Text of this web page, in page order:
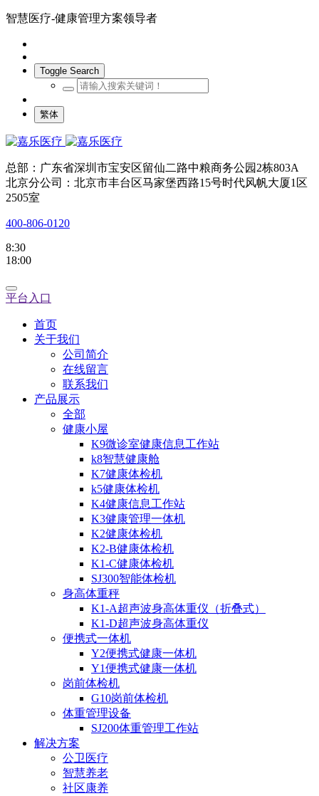
智慧医疗-健康管理方案领导者
Toggle Search
繁体
总部：广东省深圳市宝安区留仙二路中粮商务公园2栋803A
北京分公司：北京市丰台区马家堡西路15号时代风帆大厦1区
2505室
400-806-0120
8:30
18:00
平台入口
首页
关于我们
公司简介
在线留言
联系我们
产品展示
全部
健康小屋
K9微诊室健康信息工作站
k8智慧健康舱
K7健康体检机
k5健康体检机
K4健康信息工作站
K3健康管理一体机
K2健康体检机
K2-B健康体检机
K1-C健康体检机
SJ300智能体检机
身高体重秤
K1-A超声波身高体重仪（折叠式）
K1-D超声波身高体重仪
便携式一体机
Y2便携式健康一体机
Y1便携式健康一体机
岗前体检机
G10岗前体检机
体重管理设备
SJ200体重管理工作站
解决方案
公卫医疗
智慧养老
社区康养